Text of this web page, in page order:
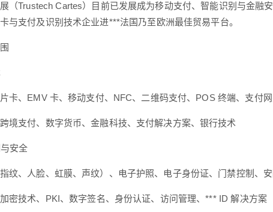
（Trustech Cartes）目前已发展成为移动支付、智能识别与金融
与支付及识别技术企业进***法国乃至欧洲最佳贸易平台。
卡、EMV 卡、移动支付、NFC、二维码支付、POS 终端、支付
境支付、数字货币、金融科技、支付解决方案、银行技术
安全
纹、人脸、虹膜、声纹）、电子护照、电子身份证、门禁控制、
密技术、PKI、数字签名、身份认证、访问管理、*** ID 解决方案